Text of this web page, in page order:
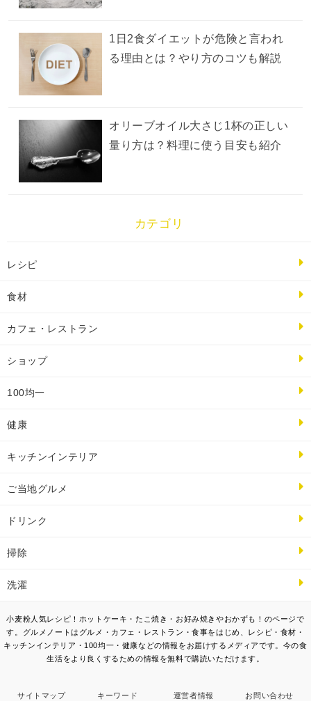
1日2食ダイエットが危険と言われ
る理由とは？やり方のコツも解説
オリーブオイル大さじ1杯の正しい
量り方は？料理に使う目安も紹介
カテゴリ
レシピ
食材
カフェ・レストラン
ショップ
100均一
健康
キッチンインテリア
ご当地グルメ
ドリンク
掃除
洗濯
小麦粉人気レシピ！ホットケーキ・たこ焼き・お好み焼きやおかずも！のページで
す。グルメノートはグルメ・カフェ・レストラン・食事をはじめ、レシピ・食材・
キッチンインテリア・100均一・健康などの情報をお届けするメディアです。今の食
生活をより良くするための情報を無料で購読いただけます。
サイトマップ キーワード 運営者情報 お問い合わせ